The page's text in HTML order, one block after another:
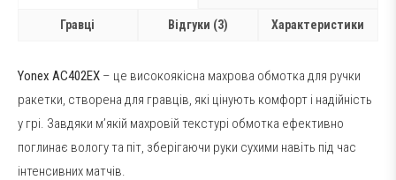
Гравці Відгуки (3) Характеристики
Yonex AC402EX – це високоякісна махрова обмотка для ручки
ракетки, створена для гравців, які цінують комфорт і надійність
у грі. Завдяки м’якій махровій текстурі обмотка ефективно
поглинає вологу та піт, зберігаючи руки сухими навіть під час
інтенсивних матчів.